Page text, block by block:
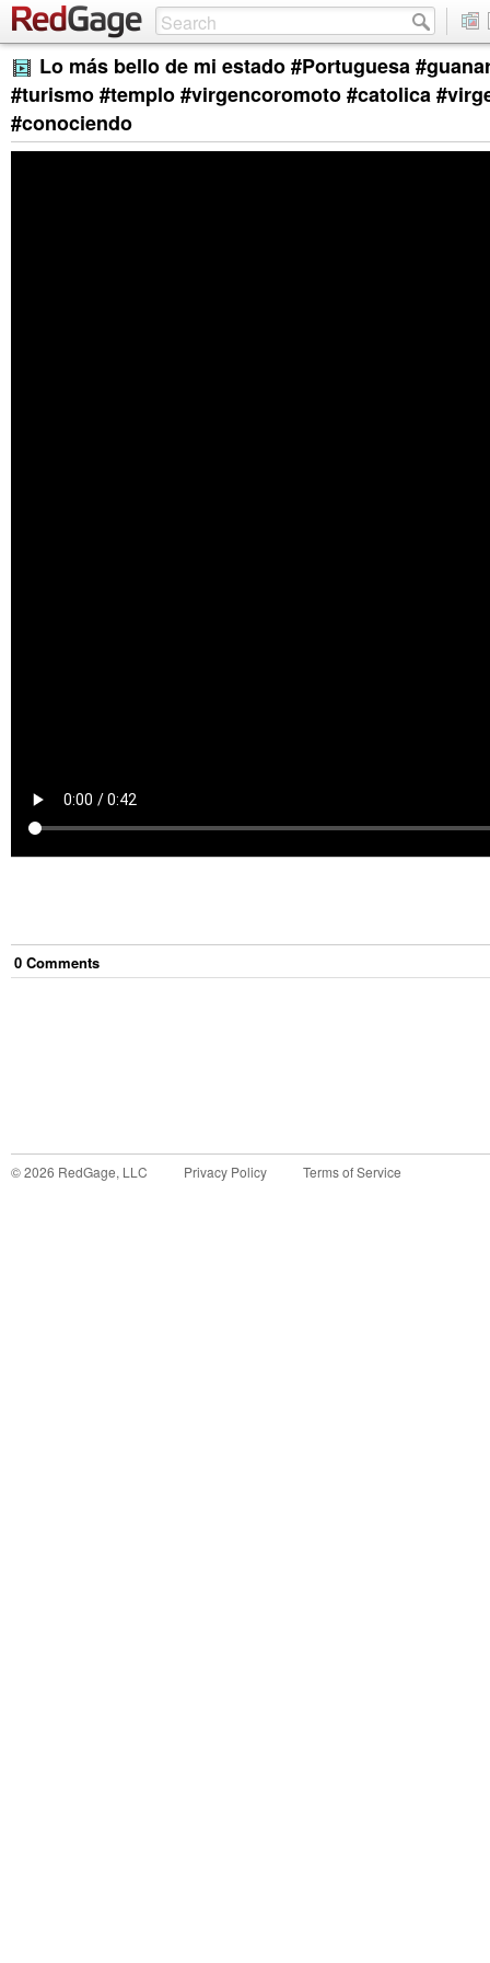
Lo más bello de mi estado #Portuguesa
#turismo #templo #virgencoromoto #catolica
#conociendo
0 Comments
©2026 RedGage, LLC Privacy Policy Terms of Service